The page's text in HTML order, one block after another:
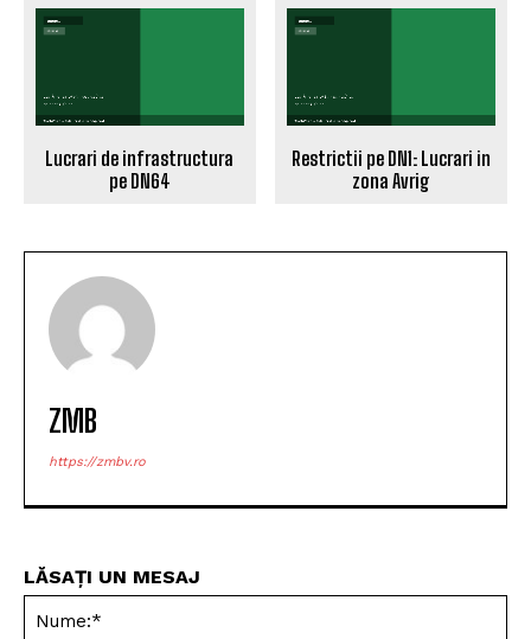
Lucrari de infrastructura
pe DN64
Restrictii pe DN1: Lucrari in
zona Avrig
ZMB
https://zmbv.ro
LĂSAȚI UN MESAJ